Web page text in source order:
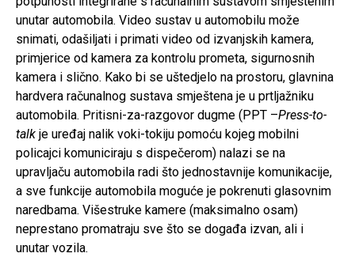
unutar automobila. Video sustav u automobilu može
snimati, odašiljati i primati video od izvanjskih kamera,
primjerice od kamera za kontrolu prometa, sigurnosnih
kamera i slično. Kako bi se uštedjelo na prostoru, glavnina
hardvera računalnog sustava smještena je u prtljažniku
automobila. Pritisni-za-razgovor dugme (PPT –Press-to-
talk je uređaj nalik voki-tokiju pomoću kojeg mobilni
policajci komuniciraju s dispečerom) nalazi se na
upravljaču automobila radi što jednostavnije komunikacije,
a sve funkcije automobila moguće je pokrenuti glasovnim
naredbama. Višestruke kamere (maksimalno osam)
neprestano promatraju sve što se događa izvan, ali i
unutar vozila.